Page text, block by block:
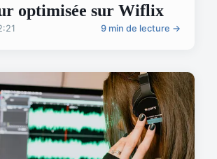
optimisée sur Wiflix
9 min de lecture →